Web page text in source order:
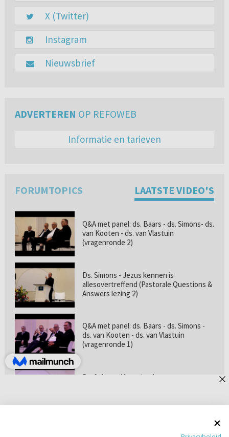
X (Twitter)
Instagram
Nieuwsbrief
ADVERTEREN OP REFOWEB
Informatie en tarieven
FORUMTOPICS LAATSTE VIDEO'S
Q&A met panel: ds. Baars - ds. Simons- ds.
van Kooten - ds. van Vlastuin
(vragenronde 2)
Ds. Simons - Jezus kennen is
allesovertreffend (Pastorale Questions &
Answers lezing 2)
Q&A met panel: ds. Baars - ds. Simons -
ds. van Kooten - ds. van Vlastuin
(vragenronde 1)
Prof. dr. van Vlastuin - Is